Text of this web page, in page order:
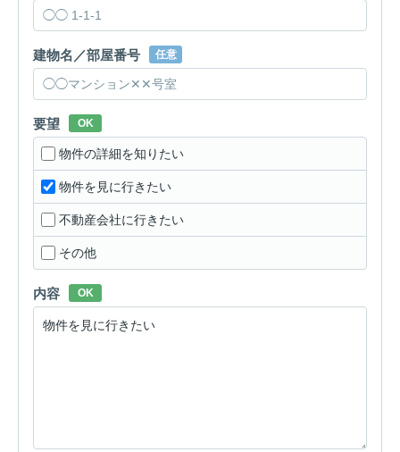
建物名／部屋番号 任意
要望 OK
物件の詳細を知りたい
物件を見に行きたい
不動産会社に行きたい
その他
内容 OK